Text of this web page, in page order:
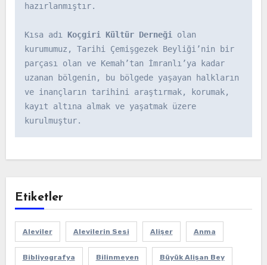
hazırlanmıştır.
Kısa adı Koçgiri Kültür Derneği olan
kurumumuz, Tarihi Çemişgezek Beyliği’nin bir
parçası olan ve Kemah’tan İmranlı’ya kadar
uzanan bölgenin, bu bölgede yaşayan halkların
ve inançların tarihini araştırmak, korumak,
kayıt altına almak ve yaşatmak üzere
kurulmuştur.
Etiketler
Aleviler Alevilerin Sesi Alişer Anma
Bibliyografya Bilinmeyen Büyük Alişan Bey